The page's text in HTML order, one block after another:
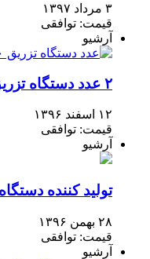
۳ مرداد ۱۳۹۷
قیمت: توافقی
آرشیو
۲ عدد دستگاه تزریق ۱۰ میلیون تومان
۱۲ اسفند ۱۳۹۶
قیمت: توافقی
آرشیو
تولید کننده
۲۸ بهمن ۱۳۹۶
قیمت: توافقی
آرشیو